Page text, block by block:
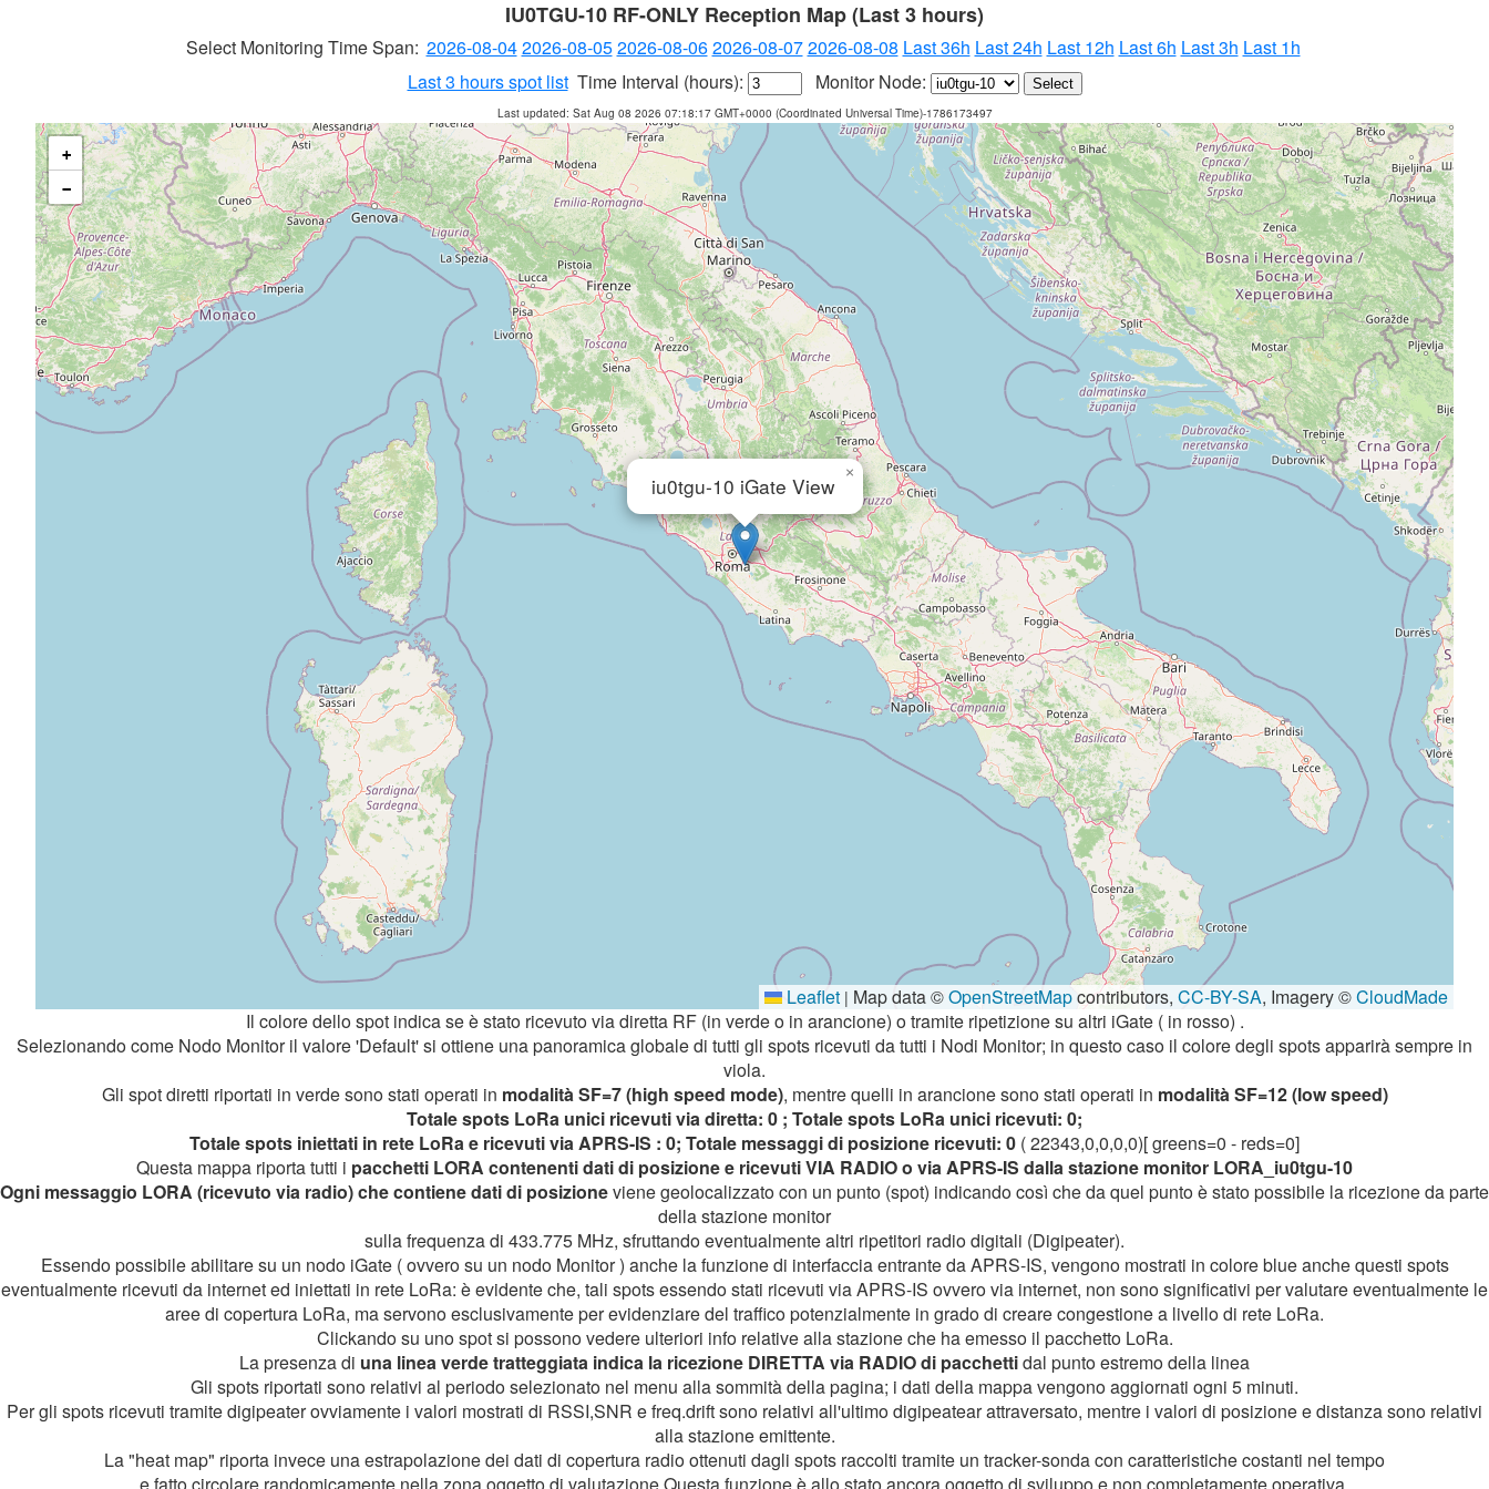
IU0TGU-10 RF-ONLY Reception Map (Last 3 hours)
Select Monitoring Time Span: 2026-08-042026-08-052026-08-062026-08-072026-08-08 Last 36h Last 24h Last 12h Last 6h Last 3h Last 1h
Last 3 hours spot list Time Interval (hours): Monitor Node:
Last updated: Sat Aug 08 2026 07:18:17 GMT+0000 (Coordinated Universal Time)-1786173497
iu0tgu-10 iGate View ×
+
−
Leaflet | Map data ©OpenStreetMapcontributors, CC-BY-SA, Imagery ©CloudMade
Il colore dello spot indica se è stato ricevuto via diretta RF (in verde o in arancione) o tramite ripetizione su altri iGate ( in rosso) .
Selezionando come Nodo Monitor il valore 'Default' si ottiene una panoramica globale di tutti gli spots ricevuti da tutti i Nodi Monitor; in questo caso il colore degli spots apparirà sempre in
viola.
Gli spot diretti riportati in verde sono stati operati in modalità SF=7 (high speed mode), mentre quelli in arancione sono stati operati in modalità SF=12 (low speed)
Totale spots LoRa unici ricevuti via diretta: 0 ; Totale spots LoRa unici ricevuti: 0;
Totale spots iniettati in rete LoRa e ricevuti via APRS-IS : 0; Totale messaggi di posizione ricevuti: 0 ( 22343,0,0,0,0)[ greens=0 - reds=0]
Questa mappa riporta tutti i pacchetti LORA contenenti dati di posizione e ricevuti VIA RADIO o via APRS-IS dalla stazione monitor LORA_iu0tgu-10
Ogni messaggio LORA (ricevuto via radio) che contiene dati di posizioneviene geolocalizzato con un punto (spot) indicando così che da quel punto è stato possibile la ricezione da parte
della stazione monitor
sulla frequenza di 433.775 MHz, sfruttando eventualmente altri ripetitori radio digitali (Digipeater).
Essendo possibile abilitare su un nodo iGate ( ovvero su un nodo Monitor ) anche la funzione di interfaccia entrante da APRS-IS, vengono mostrati in colore blue anche questi spots
eventualmente ricevuti da internet ed iniettati in rete LoRa: è evidente che, tali spots essendo stati ricevuti via APRS-IS ovvero via internet, non sono significativi per valutare eventualmente le
aree di copertura LoRa, ma servono esclusivamente per evidenziare del traffico potenzialmente in grado di creare congestione a livello di rete LoRa.
Clickando su uno spot si possono vedere ulteriori info relative alla stazione che ha emesso il pacchetto LoRa.
La presenza di una linea verde tratteggiata indica la ricezione DIRETTA via RADIO di pacchettidal punto estremo della linea
Gli spots riportati sono relativi al periodo selezionato nel menu alla sommità della pagina; i dati della mappa vengono aggiornati ogni 5 minuti.
Per gli spots ricevuti tramite digipeater ovviamente i valori mostrati di RSSI,SNR e freq.drift sono relativi all'ultimo digipeatear attraversato, mentre i valori di posizione e distanza sono relativi
alla stazione emittente.
La "heat map" riporta invece una estrapolazione dei dati di copertura radio ottenuti dagli spots raccolti tramite un tracker-sonda con caratteristiche costanti nel tempo